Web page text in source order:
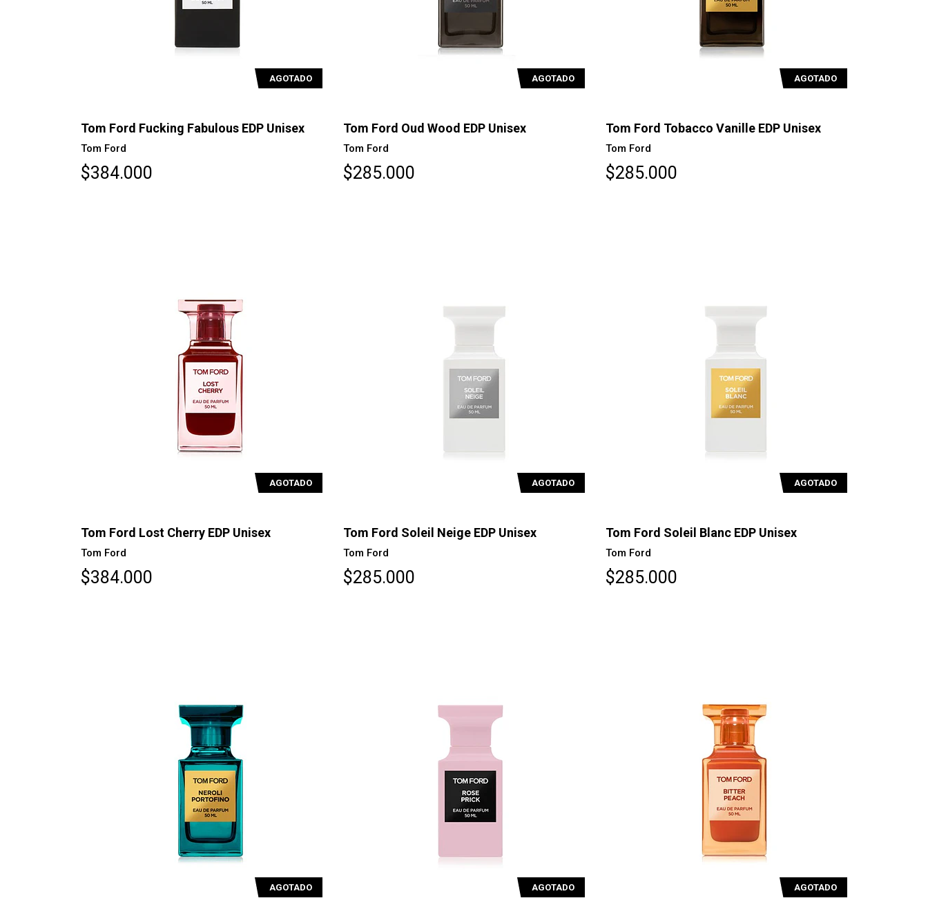
AGOTADO
Tom Ford Fucking Fabulous EDP Unisex
Tom Ford
$384.000
AGOTADO
Tom Ford Oud Wood EDP Unisex
Tom Ford
$285.000
AGOTADO
Tom Ford Tobacco Vanille EDP Unisex
Tom Ford
$285.000
AGOTADO
Tom Ford Lost Cherry EDP Unisex
Tom Ford
$384.000
AGOTADO
Tom Ford Soleil Neige EDP Unisex
Tom Ford
$285.000
AGOTADO
Tom Ford Soleil Blanc EDP Unisex
Tom Ford
$285.000
AGOTADO AGOTADO AGOTADO